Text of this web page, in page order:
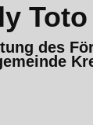
Toto
des